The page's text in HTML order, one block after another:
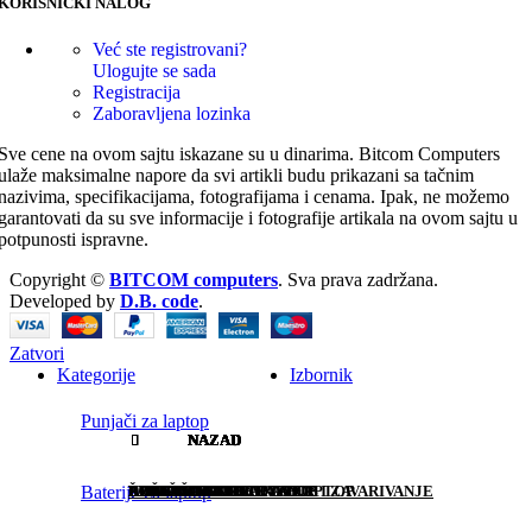
Već ste registrovani?
Ulogujte se sada
Registracija
Zaboravljena lozinka
cene na ovom sajtu iskazane su u dinarima. Bitcom Computers
maksimalne napore da svi artikli budu prikazani sa tačnim
specifikacijama, fotografijama i cenama. Ipak, ne možemo
da su sve informacije i fotografije artikala na ovom sajtu u
ispravne.
Copyright © BITCOM computers. Sva prava zadržana.
Developed by D.B. code.
Zatvori
Izbornik
Kategorije
Punjači za laptop
NAZAD
PUNJAČ ACER LAPTOP
Baterije za laptop
NAZAD
BATERIJE ACER LAPTOP
NAZAD
LCD SCREEN 8.9″
NAZAD
ACER TASTATURE ZA LAPTOP
NAZAD
CPU FAN ACER
NAZAD
ŠARKE ZA LAPTOP ACER
NAZAD
AUDIO KABLOVI
NAZAD
ADAPTERI
NAZAD
KONEKTORI
NAZAD
BEŽIČNI SETOVI
NAZAD
DOCKING STATION I HUB
NAZAD
ALATI ZA PUNKTOVANJE I ZAVARIVANJE